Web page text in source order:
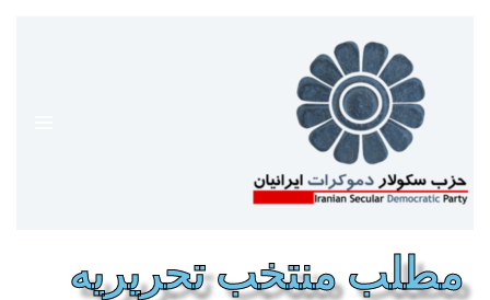
مطلب منتخب تحریریه